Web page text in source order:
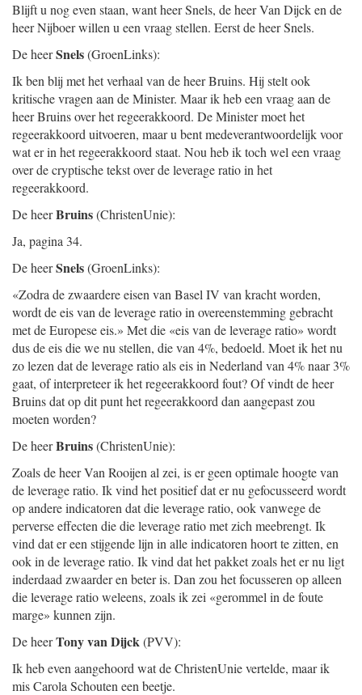
Blijft u nog even staan, want heer Snels, de heer Van Dijck en de
heer Nijboer willen u een vraag stellen. Eerst de heer Snels.
De heerSnels(GroenLinks):
Ik ben blij met het verhaal van de heer Bruins. Hij stelt ook
kritische vragen aan de Minister. Maar ik heb een vraag aan de
heer Bruins over het regeerakkoord. De Minister moet het
regeerakkoord uitvoeren, maar u bent medeverantwoordelijk voor
wat er in het regeerakkoord staat. Nou heb ik toch wel een vraag
over de cryptische tekst over de leverage ratio in het
regeerakkoord.
De heerBruins(ChristenUnie):
Ja, pagina 34.
De heerSnels(GroenLinks):
«Zodra de zwaardere eisen van Basel IV van kracht worden,
wordt de eis van de leverage ratio in overeenstemming gebracht
met de Europese eis.» Met die «eis van de leverage ratio» wordt
dus de eis die we nu stellen, die van 4%, bedoeld. Moet ik het nu
zo lezen dat de leverage ratio als eis in Nederland van 4% naar 3%
gaat, of interpreteer ik het regeerakkoord fout? Of vindt de heer
Bruins dat op dit punt het regeerakkoord dan aangepast zou
moeten worden?
De heerBruins(ChristenUnie):
Zoals de heer Van Rooijen al zei, is er geen optimale hoogte van
de leverage ratio. Ik vind het positief dat er nu gefocusseerd wordt
op andere indicatoren dat die leverage ratio, ook vanwege de
perverse effecten die die leverage ratio met zich meebrengt. Ik
vind dat er een stijgende lijn in alle indicatoren hoort te zitten, en
ook in de leverage ratio. Ik vind dat het pakket zoals het er nu ligt
inderdaad zwaarder en beter is. Dan zou het focusseren op alleen
die leverage ratio weleens, zoals ik zei «gerommel in de foute
marge» kunnen zijn.
De heerTony van Dijck(PVV):
Ik heb even aangehoord wat de ChristenUnie vertelde, maar ik
mis Carola Schouten een beetje.